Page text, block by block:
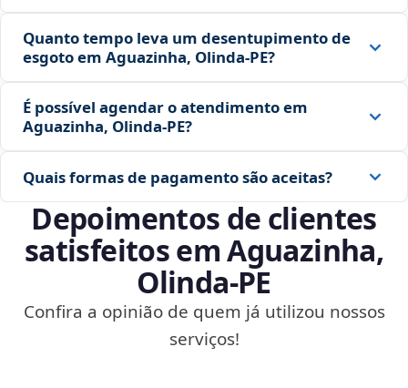
Quanto tempo leva um desentupimento de
esgoto em Aguazinha, Olinda‑PE?
É possível agendar o atendimento em
Aguazinha, Olinda‑PE?
Quais formas de pagamento são aceitas?
Depoimentos de clientes
satisfeitos em Aguazinha,
Olinda‑PE
Confira a opinião de quem já utilizou nossos
serviços!